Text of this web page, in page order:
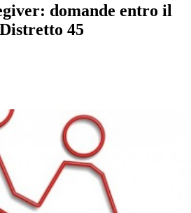
domande entro il
45